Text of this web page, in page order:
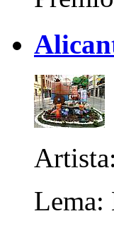
Artista:
Lema: